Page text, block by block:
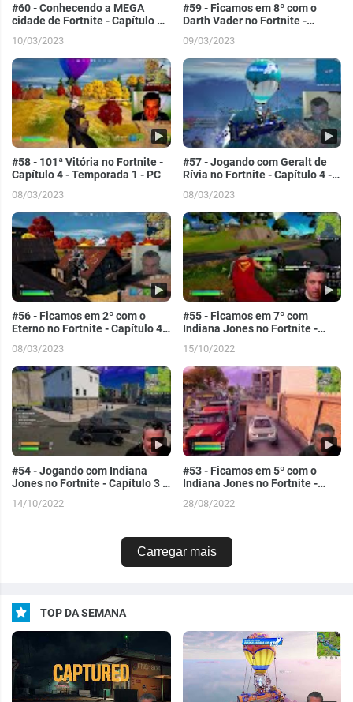
#60 - Conhecendo a MEGA
cidade de Fortnite - Capítulo 4 -
10/03/2023
#59 - Ficamos em 8º com o
Darth Vader no Fortnite -
09/03/2023
#58 - 101ª Vitória no Fortnite -
Capítulo 4 - Temporada 1 - PC
08/03/2023
#57 - Jogando com Geralt de
Rívia no Fortnite - Capítulo 4 -
08/03/2023
#56 - Ficamos em 2º com o
Eterno no Fortnite - Capítulo 4 -
08/03/2023
#55 - Ficamos em 7º com
Indiana Jones no Fortnite -
15/10/2022
#54 - Jogando com Indiana
Jones no Fortnite - Capítulo 3 -
14/10/2022
#53 - Ficamos em 5º com o
Indiana Jones no Fortnite -
28/08/2022
Carregar mais
TOP DA SEMANA